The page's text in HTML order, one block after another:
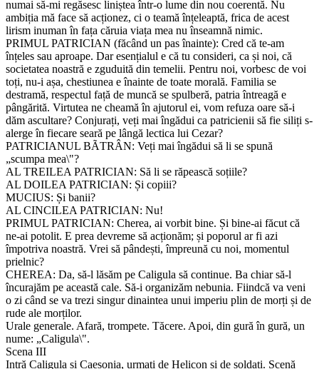
numai să-mi regăsesc liniștea într-o lume din nou coerentă. Nu
ambiția mă face să acționez, ci o teamă înțeleaptă, frica de acest
lirism inuman în fața căruia viața mea nu înseamnă nimic.
PRIMUL PATRICIAN (făcând un pas înainte): Cred că te-am
înțeles sau aproape. Dar esențialul e că tu consideri, ca și noi, că
societatea noastră e zguduită din temelii. Pentru noi, vorbesc de voi
toți, nu-i așa, chestiunea e înainte de toate morală. Familia se
destramă, respectul față de muncă se spulberă, patria întreagă e
pângărită. Virtutea ne cheamă în ajutorul ei, vom refuza oare să-i
dăm ascultare? Conjurați, veți mai îngădui ca patricienii să fie siliți s-
alerge în fiecare seară pe lângă lectica lui Cezar?
PATRICIANUL BÃTRÂN: Veți mai îngădui să li se spună
„scumpa mea\"?
AL TREILEA PATRICIAN: Să li se răpească soțiile?
AL DOILEA PATRICIAN: Și copiii?
MUCIUS: Și banii?
AL CINCILEA PATRICIAN: Nu!
PRIMUL PATRICIAN: Cherea, ai vorbit bine. Și bine-ai făcut că
ne-ai potolit. E prea devreme să acționăm; și poporul ar fi azi
împotriva noastră. Vrei să pândești, împreună cu noi, momentul
prielnic?
CHEREA: Da, să-l lăsăm pe Caligula să continue. Ba chiar să-l
încurajăm pe această cale. Să-i organizăm nebunia. Fiindcă va veni
o zi când se va trezi singur dinaintea unui imperiu plin de morți și de
rude ale morților.
Urale generale. Afară, trompete. Tăcere. Apoi, din gură în gură, un
nume: „Caligula\".
Scena III
Intră Caligula și Caesonia, urmați de Helicon și de soldați. Scenă